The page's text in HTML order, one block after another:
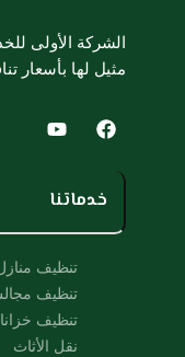
الشركة الأولى
مثيل لها بأسعار
F
a
b
o
Y
o
u
e
خدماتنا
تنظيف
تنظيف
تنظيف
نقل الأثاث